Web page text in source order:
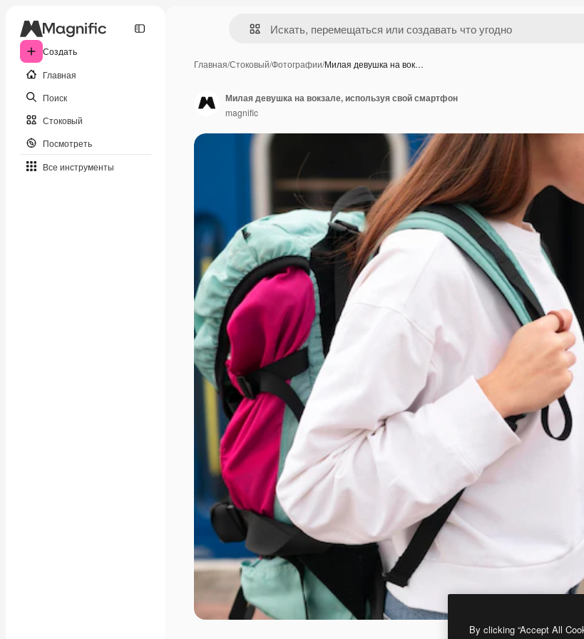
Создать
Главная
Поиск
Стоковый
Посмотреть
Все инструменты
Главная/Стоковый/Фотографии/Милая девушка на вок…
Милая девушка на вокзале, используя свой смартфон
magnific
By clicking “Accept All